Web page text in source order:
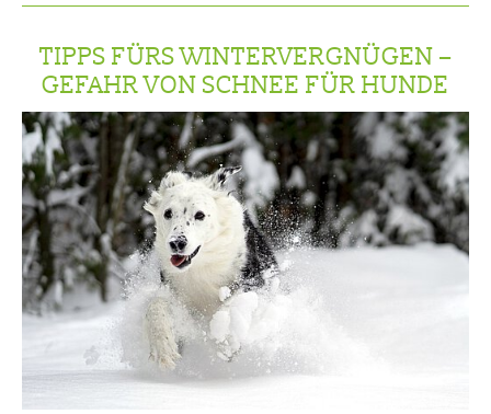
TIPPS FÜRS WINTERVERGNÜGEN –
GEFAHR VON SCHNEE FÜR HUNDE